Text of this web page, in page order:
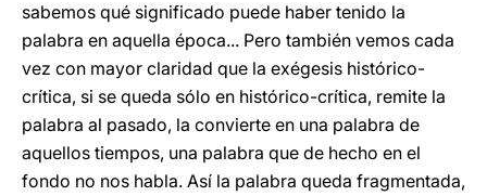
sabemos qué significado puede haber tenido la
palabra en aquella época... Pero también vemos cada
vez con mayor claridad que la exégesis histórico-
crítica, si se queda sólo en histórico-crítica, remite la
palabra al pasado, la convierte en una palabra de
aquellos tiempos, una palabra que de hecho en el
fondo no nos habla. Así la palabra queda fragmentada,